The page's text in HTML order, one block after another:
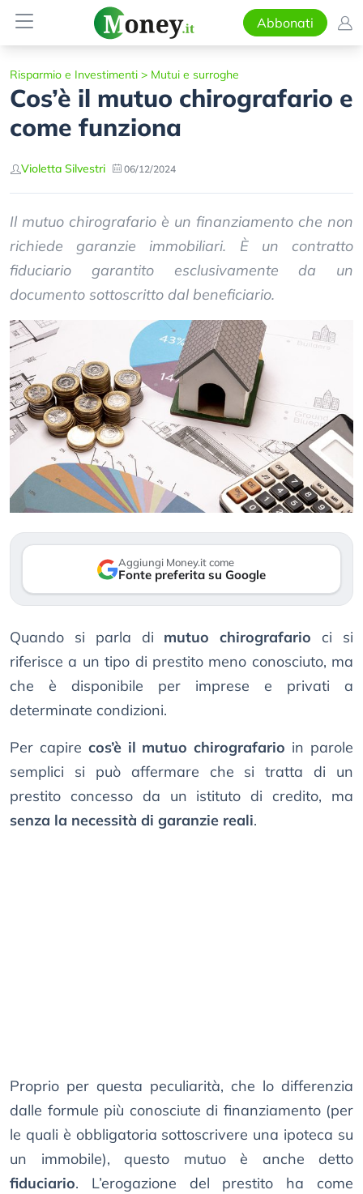
Abbonati
Risparmio e Investimenti > Mutui e surroghe
Cos’è il mutuo chirografario e
come funziona
Violetta Silvestri 06/12/2024
Il mutuo chirografario è un finanziamento che non
richiede garanzie immobiliari. È un contratto
fiduciario garantito esclusivamente da un
documento sottoscritto dal beneficiario.
Aggiungi Money.it come
Fonte preferita su Google
Quando si parla di mutuo chirografario ci si
riferisce a un tipo di prestito meno conosciuto, ma
che è disponibile per imprese e privati a
determinate condizioni.
Per capire cos’è il mutuo chirografario in parole
semplici si può affermare che si tratta di un
prestito concesso da un istituto di credito, ma
senza la necessità di garanzie reali.
Proprio per questa peculiarità, che lo differenzia
dalle formule più conosciute di finanziamento (per
le quali è obbligatoria sottoscrivere una ipoteca su
un immobile), questo mutuo è anche detto
fiduciario. L’erogazione del prestito ha come